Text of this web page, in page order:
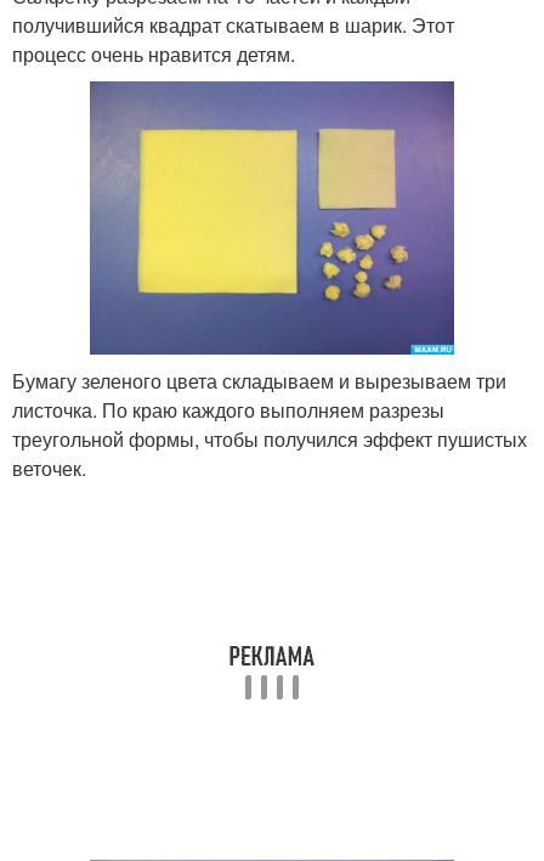
получившийся квадрат скатываем в шарик. Этот
процесс очень нравится детям.
Бумагу зеленого цвета складываем и вырезываем три
листочка. По краю каждого выполняем разрезы
треугольной формы, чтобы получился эффект пушистых
веточек.